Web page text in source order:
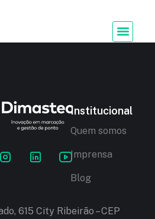
615 City Ribeirão – CEP
Institucional
Quem somos
Imprensa
Blog